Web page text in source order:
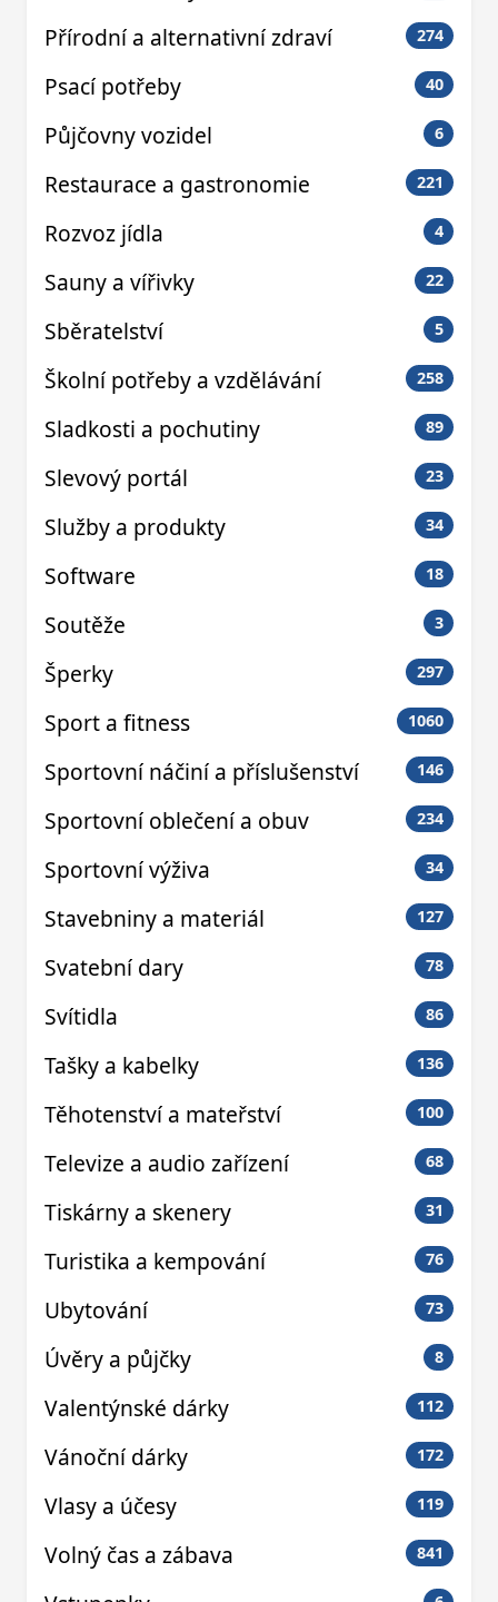
Přírodní a alternativní zdraví 274
Psací potřeby 40
Půjčovny vozidel 6
Restaurace a gastronomie 221
Rozvoz jídla 4
Sauny a vířivky 22
Sběratelství 5
Školní potřeby a vzdělávání 258
Sladkosti a pochutiny 89
Slevový portál 23
Služby a produkty 34
Software 18
Soutěže 3
Šperky 297
Sport a fitness 1060
Sportovní náčiní a příslušenství 146
Sportovní oblečení a obuv 234
Sportovní výživa 34
Stavebniny a materiál 127
Svatební dary 78
Svítidla 86
Tašky a kabelky 136
Těhotenství a mateřství 100
Televize a audio zařízení 68
Tiskárny a skenery 31
Turistika a kempování 76
Ubytování 73
Úvěry a půjčky 8
Valentýnské dárky 112
Vánoční dárky 172
Vlasy a účesy 119
Volný čas a zábava 841